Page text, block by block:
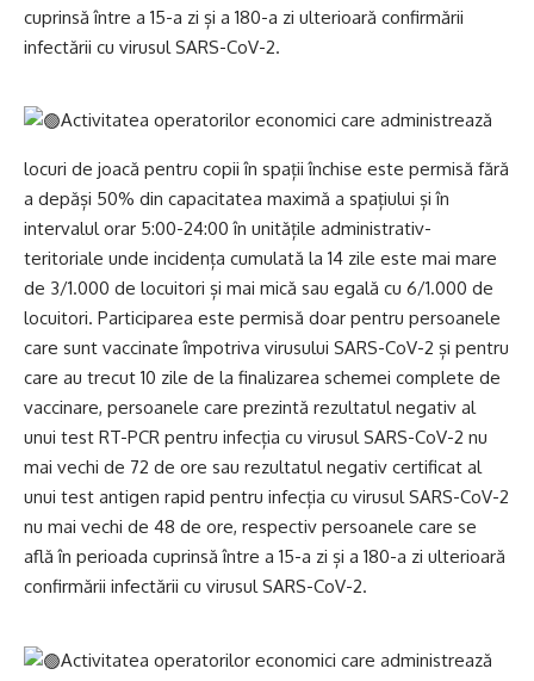
cuprinsă între a 15-a zi și a 180-a zi ulterioară confirmării
infectării cu virusul SARS-CoV-2.
Activitatea operatorilor economici care administrează
locuri de joacă pentru copii în spații închise este permisă fără
a depăși 50% din capacitatea maximă a spațiului și în
intervalul orar 5:00-24:00 în unitățile administrativ-
teritoriale unde incidența cumulată la 14 zile este mai mare
de 3/1.000 de locuitori și mai mică sau egală cu 6/1.000 de
locuitori. Participarea este permisă doar pentru persoanele
care sunt vaccinate împotriva virusului SARS-CoV-2 și pentru
care au trecut 10 zile de la finalizarea schemei complete de
vaccinare, persoanele care prezintă rezultatul negativ al
unui test RT-PCR pentru infecția cu virusul SARS-CoV-2 nu
mai vechi de 72 de ore sau rezultatul negativ certificat al
unui test antigen rapid pentru infecția cu virusul SARS-CoV-2
nu mai vechi de 48 de ore, respectiv persoanele care se
află în perioada cuprinsă între a 15-a zi și a 180-a zi ulterioară
confirmării infectării cu virusul SARS-CoV-2.
Activitatea operatorilor economici care administrează